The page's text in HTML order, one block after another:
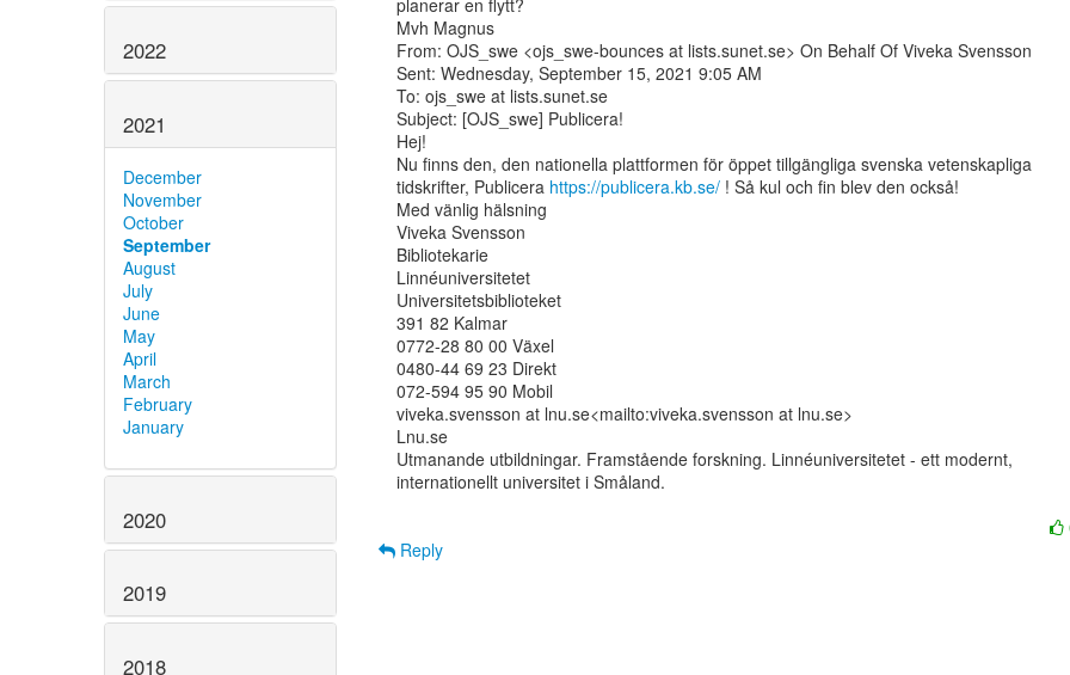
2022
2021
December
November
October
September
August
July
June
May
April
March
February
January
2020
2019
2018
planerar en flytt?
Mvh Magnus
From: OJS_swe <ojs_swe-bounces at lists.sunet.se> On Behalf Of Viveka Svensson
Sent: Wednesday, September 15, 2021 9:05 AM
To: ojs_swe at lists.sunet.se
Subject: [OJS_swe] Publicera!
Hej!
Nu finns den, den nationella plattformen för öppet tillgängliga svenska vetenskapliga
tidskrifter, Publicera https://publicera.kb.se/ ! Så kul och fin blev den också!
Med vänlig hälsning
Viveka Svensson
Bibliotekarie
Linnéuniversitetet
Universitetsbiblioteket
391 82 Kalmar
0772-28 80 00 Växel
0480-44 69 23 Direkt
072-594 95 90 Mobil
viveka.svensson at lnu.se<mailto:viveka.svensson at lnu.se>
Lnu.se
Utmanande utbildningar. Framstående forskning. Linnéuniversitetet - ett modernt,
internationellt universitet i Småland.
Reply